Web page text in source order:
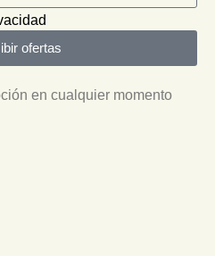
ofertas
en cualquier momento